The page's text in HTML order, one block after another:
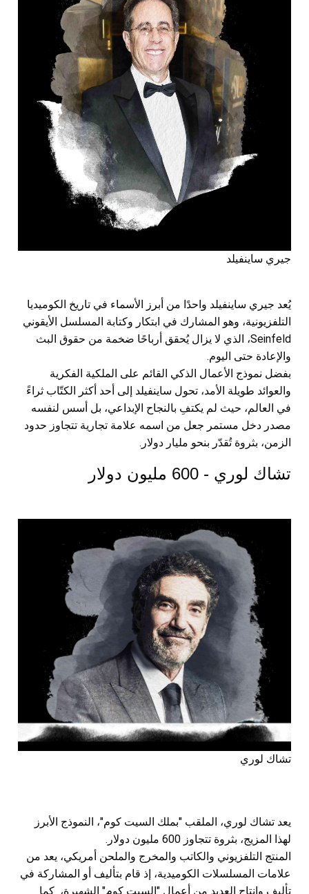
جيري ساينفيلد
يُعد جيري ساينفيلد واحدًا من أبرز الأسماء في تاريخ الكوميديا
التلفزيونية، وهو المشارك في ابتكار وكتابة المسلسل الأيقوني
Seinfeld، الذي لا يزال يُحقق أرباحًا ضخمة من حقوق البث
والإعادة حتى اليوم.
بفضل نموذج الأعمال الذكي القائم على الملكية الفكرية
والعوائد طويلة الأمد، تحول ساينفيلد إلى أحد أكثر الكتّاب ثراءً
في العالم، حيث لم يكتفِ بالنجاح الإبداعي، بل أسس لنفسه
مصدر دخل مستمر جعل من اسمه علامة تجارية تتجاوز حدود
الزمن، بثروة تُقدّر بنحو مليار دولار.
تشاك لوري - 600 مليون دولار
تشاك لوري
يعد تشاك لوري، الملقب "بملك السيت كوم"، النموذج الأبرز
لهذا المزيج، بثروة تتجاوز 600 مليون دولار.
المنتج التلفزيوني والكاتب والمخرج والملحن أمريكي، يعد من
علامات المسلسلات الكوميدية، إذ قام بتأليف أو المشاركة في
تأليف وإنتاج العديد من أعمال "السيت كوم" الشهيرة، كما